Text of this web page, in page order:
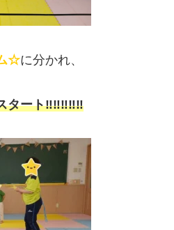
☆に分かれ、
タート‼️‼️‼️‼️‼️